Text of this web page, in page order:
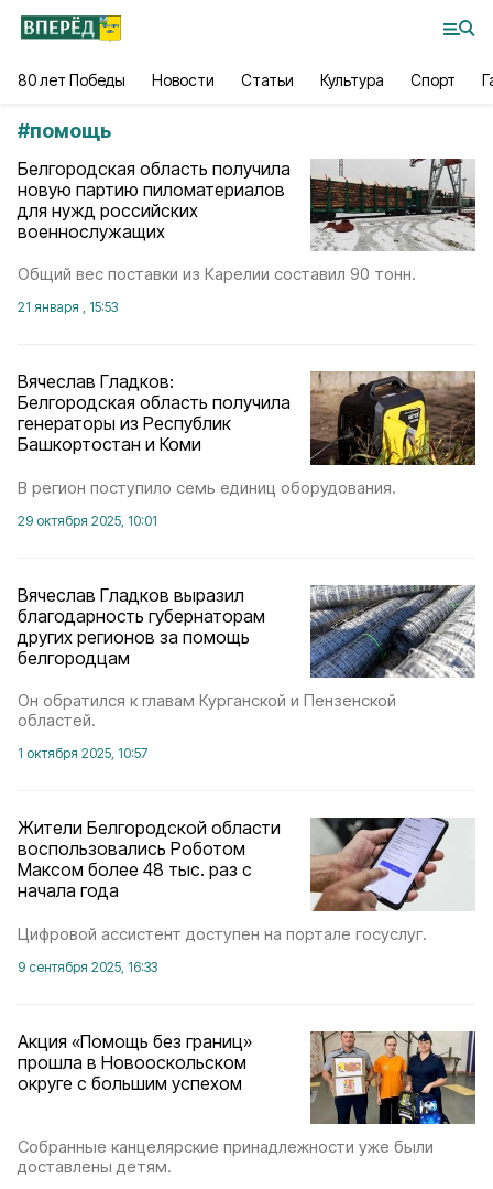
80 лет Победы Новости Статьи Культура Спорт
#помощь
Белгородская область получила
новую партию пиломатериалов
для нужд российских
военнослужащих
Общий вес поставки из Карелии составил 90 тонн.
21 января , 15:53
Вячеслав Гладков:
Белгородская область получила
генераторы из Республик
Башкортостан и Коми
В регион поступило семь единиц оборудования.
29 октября 2025, 10:01
Вячеслав Гладков выразил
благодарность губернаторам
других регионов за помощь
белгородцам
Он обратился к главам Курганской и Пензенской
областей.
1 октября 2025, 10:57
Жители Белгородской области
воспользовались Роботом
Максом более 48 тыс. раз с
начала года
Цифровой ассистент доступен на портале госуслуг.
9 сентября 2025, 16:33
Акция «Помощь без границ»
прошла в Новооскольском
округе с большим успехом
Собранные канцелярские принадлежности уже были
доставлены детям.